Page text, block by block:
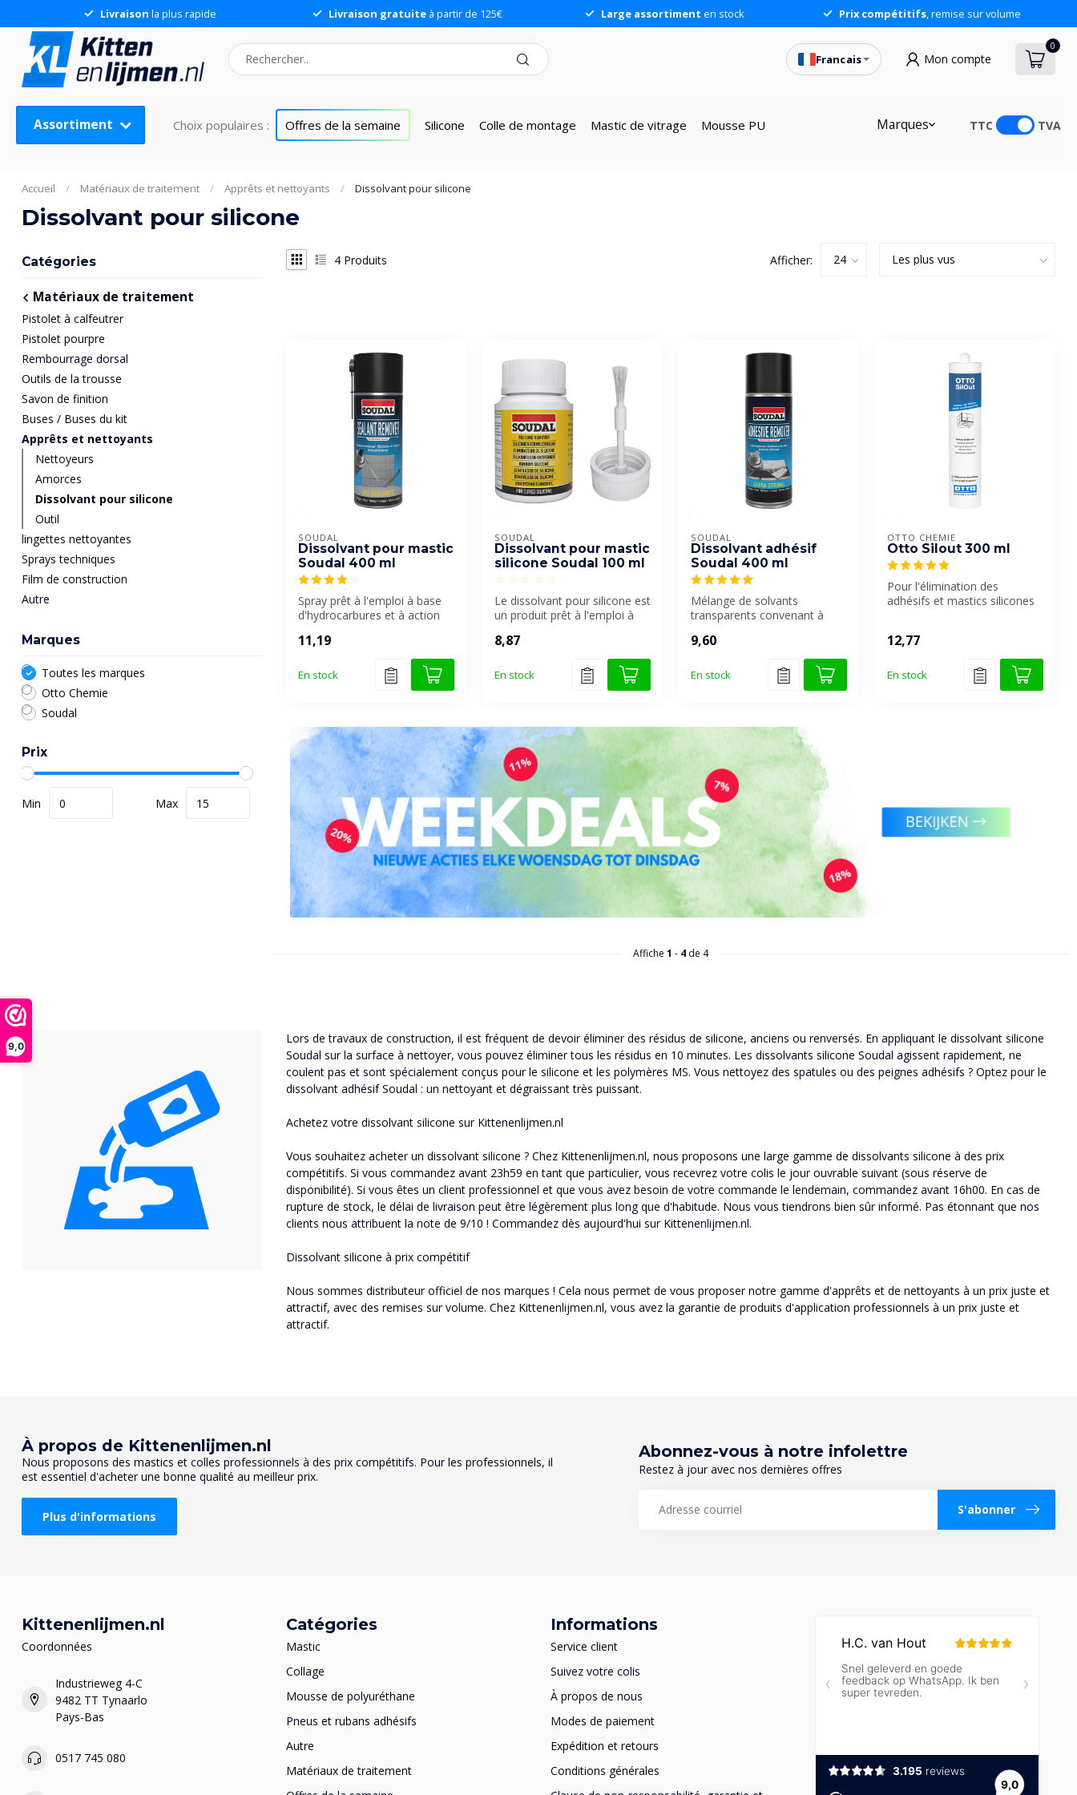
9,0
Livraison la plus rapide Livraison gratuite à partir de 125€ Large assortiment en stock Prix compétitifs, remise sur volume
Francais Mon compte
0
Assortiment Choix populaires : Offres de la semaine Silicone Colle de montage Mastic de vitrage Mousse PU Marques TTC TVA
Accueil / Matériaux de traitement / Apprêts et nettoyants / Dissolvant pour silicone
Dissolvant pour silicone
Catégories
Matériaux de traitement
Pistolet à calfeutrer
Pistolet pourpre
Rembourrage dorsal
Outils de la trousse
Savon de finition
Buses / Buses du kit
Apprêts et nettoyants
Nettoyeurs
Amorces
Dissolvant pour silicone
Outil
lingettes nettoyantes
Sprays techniques
Film de construction
Autre
Marques
Toutes les marques
Otto Chemie
Soudal
Prix
Min Max
4 Produits Afficher:
SOUDAL
Dissolvant pour mastic
Soudal 400 ml
Spray prêt à l'emploi à base
d'hydrocarbures et à action
11,19
En stock
SOUDAL
Dissolvant pour mastic
silicone Soudal 100 ml
Le dissolvant pour silicone est
un produit prêt à l'emploi à
8,87
En stock
SOUDAL
Dissolvant adhésif
Soudal 400 ml
Mélange de solvants
transparents convenant à
colle f...
9,60
En stock
OTTO CHEMIE
Otto Silout 300 ml
Pour l'élimination des
adhésifs et mastics silicones
12,77
En stock
Affiche 1 - 4 de 4
Lors de travaux de construction, il est fréquent de devoir éliminer des résidus de silicone, anciens ou renversés. En appliquant le dissolvant silicone
Soudal sur la surface à nettoyer, vous pouvez éliminer tous les résidus en 10 minutes. Les dissolvants silicone Soudal agissent rapidement, ne
coulent pas et sont spécialement conçus pour le silicone et les polymères MS. Vous nettoyez des spatules ou des peignes adhésifs ? Optez pour le
dissolvant adhésif Soudal : un nettoyant et dégraissant très puissant.
Achetez votre dissolvant silicone sur Kittenenlijmen.nl
Vous souhaitez acheter un dissolvant silicone ? Chez Kittenenlijmen.nl, nous proposons une large gamme de dissolvants silicone à des prix
compétitifs. Si vous commandez avant 23h59 en tant que particulier, vous recevrez votre colis le jour ouvrable suivant (sous réserve de
disponibilité). Si vous êtes un client professionnel et que vous avez besoin de votre commande le lendemain, commandez avant 16h00. En cas de
rupture de stock, le délai de livraison peut être légèrement plus long que d'habitude. Nous vous tiendrons bien sûr informé. Pas étonnant que nos
clients nous attribuent la note de 9/10 ! Commandez dès aujourd'hui sur Kittenenlijmen.nl.
Dissolvant silicone à prix compétitif
Nous sommes distributeur officiel de nos marques ! Cela nous permet de vous proposer notre gamme d'apprêts et de nettoyants à un prix juste et
attractif, avec des remises sur volume. Chez Kittenenlijmen.nl, vous avez la garantie de produits d'application professionnels à un prix juste et
attractif.
À propos de Kittenenlijmen.nl
Nous proposons des mastics et colles professionnels à des prix compétitifs. Pour les professionnels, il
est essentiel d'acheter une bonne qualité au meilleur prix.
Plus d'informations
Abonnez-vous à notre infolettre
Restez à jour avec nos dernières offres
S'abonner
Kittenenlijmen.nl
Coordonnées
Industrieweg 4-C
9482 TT Tynaarlo
Pays-Bas
0517 745 080
Catégories
Mastic
Collage
Mousse de polyuréthane
Pneus et rubans adhésifs
Autre
Matériaux de traitement
Informations
Service client
Suivez votre colis
À propos de nous
Modes de paiement
Expédition et retours
Conditions générales